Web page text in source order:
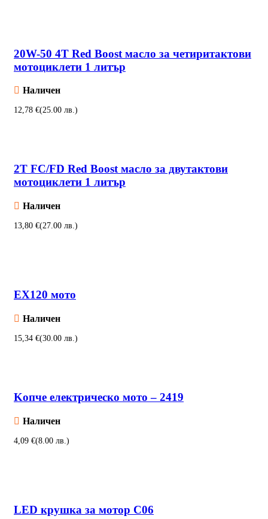
20W-50 4T Red Boost масло за четиритактови
мотоциклети 1 литър
Наличен
€
2T FC/FD Red Boost масло за двутактови
мотоциклети 1 литър
Наличен
€
EХ120 мото
Наличен
€
Kопче електрическо мото – 2419
Наличен
€
LED крушка за мотор C06